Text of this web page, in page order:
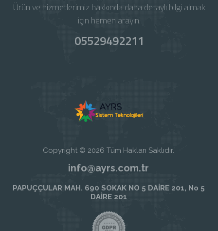
Ürün ve hizmetlerimiz hakkında daha detaylı bilgi almak
için hemen arayın.
05529492211
Copyright © 2026 Tüm Hakları Saklıdır.
info@ayrs.com.tr
PAPUÇÇULAR MAH. 690 SOKAK NO 5 DAİRE 201, No 5
DAİRE 201